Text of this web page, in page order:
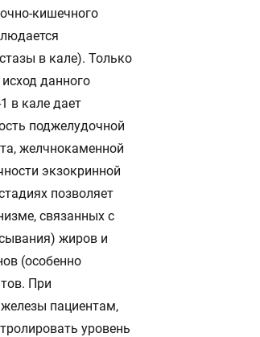
кишечного
в кале). Только
данного
в кале дает
поджелудочной
желчнокаменной
экзокринной
позволяет
связанных с
жиров и
(особенно
При
пациентам,
уровень